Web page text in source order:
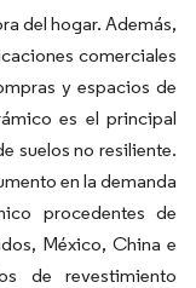
del hogar. Además,
comerciales
y espacios de
es el principal
suelos no resiliente.
en la demanda
procedentes de
México, China e
de revestimiento